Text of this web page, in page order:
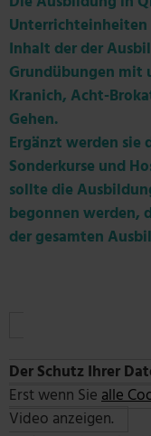
Unterrichteinheiten
Inhalt der der
Grundübungen mit
Kranich, Acht-
Gehen.
Ergänzt werden sie
Sonderkurse und
sollte die
begonnen werden,
der gesamten
Der Schutz Ihrer
Erst wenn Siealle
Video anzeigen.